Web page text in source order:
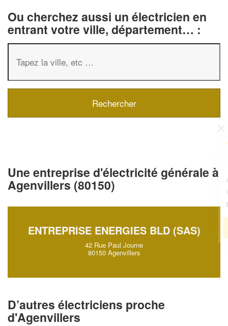
Ou cherchez aussi un électricien en
entrant votre ville, département… :
Une entreprise d'électricité générale à
Agenvillers (80150)
ENTREPRISE ENERGIES BLD (SAS)
42 Rue Paul Journe
80150 Agenvillers
D’autres électriciens proche
d'Agenvillers
Augmentez votrechiffre d'affaireset
vos marges
nouveaux clients
En savoir plus